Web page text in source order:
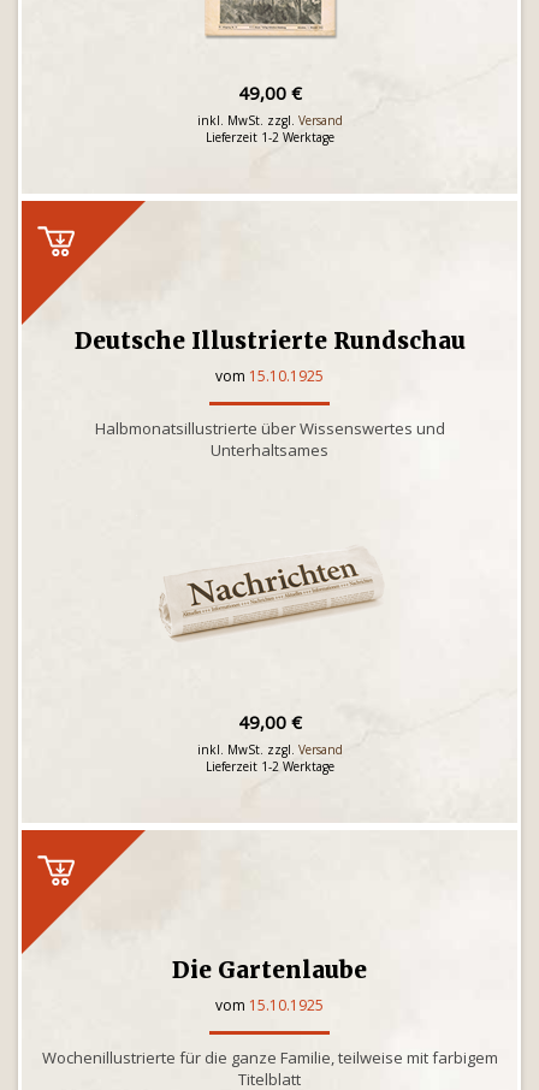
49,00 €
inkl. MwSt. zzgl. Versand
Lieferzeit 1-2 Werktage
Deutsche Illustrierte Rundschau
vom 15.10.1925
Halbmonatsillustrierte über Wissenswertes und
Unterhaltsames
49,00 €
inkl. MwSt. zzgl. Versand
Lieferzeit 1-2 Werktage
Die Gartenlaube
vom 15.10.1925
Wochenillustrierte für die ganze Familie, teilweise mit farbigem
Titelblatt